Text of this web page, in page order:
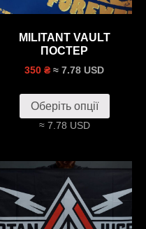
MILITANT VAULT
ПОСТЕР
350 ₴ ≈ 7.78 USD
Оберіть опції
≈ 7.78 USD